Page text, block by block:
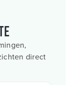
direct